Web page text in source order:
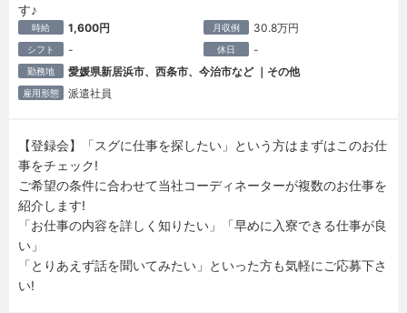
す♪
時給 1,600円 月収例 30.8万円
シフト - 休日 -
勤務地 愛媛県新居浜市、西条市、今治市など ｜その他
雇用形態 派遣社員
【登録会】「スグに仕事を探したい」という方はまずはこのお仕
事をチェック!
ご希望の条件に合わせて当社コーディネーターが複数のお仕事を
紹介します!
「お仕事の内容を詳しく知りたい」「早めに入寮できる仕事が良
い」
「とりあえず話を聞いてみたい」といった方も気軽にご応募下さ
い!